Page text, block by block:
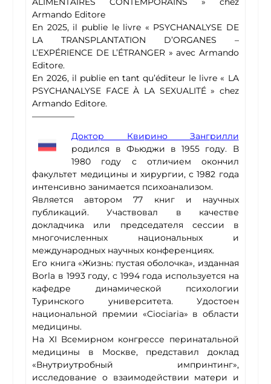
Armando Editore
En 2025, il publie le livre « PSYCHANALYSE DE
LA TRANSPLANTATION D’ORGANES –
L’EXPÉRIENCE DE L’ÉTRANGER » avec Armando
Editore.
En 2026, il publie en tant qu’éditeur le livre « LA
PSYCHANALYSE FACE À LA SEXUALITÉ » chez
Armando Editore.
—————
Доктор Квирино Зангрилли
родился в Фьюджи в 1955 году. В
1980 году с отличием окончил
факультет медицины и хирургии, с 1982 года
интенсивно занимается психоанализом.
Является автором 77 книг и научных
публикаций. Участвовал в качестве
докладчика или председателя сессии в
многочисленных национальных и
международных научных конференциях.
Его книга «Жизнь: пустая оболочка», изданная
Borla в 1993 году, с 1994 года используется на
кафедре динамической психологии
Туринского университета. Удостоен
национальной премии «Ciociaria» в области
медицины.
На XI Всемирном конгрессе перинатальной
медицины в Москве, представил доклад
«Внутриутробный импринтинг»,
исследование о взаимодействии матери и